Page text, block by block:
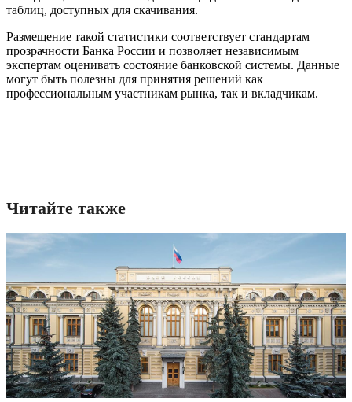
таблиц, доступных для скачивания.
Размещение такой статистики соответствует стандартам
прозрачности Банка России и позволяет независимым
экспертам оценивать состояние банковской системы. Данные
могут быть полезны для принятия решений как
профессиональным участникам рынка, так и вкладчикам.
Читайте также